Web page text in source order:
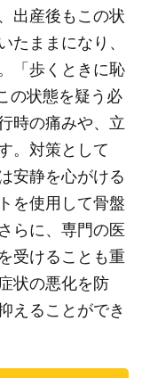
出産後もこの状
たままになり、
「歩くときに恥
の状態を疑う必
時の痛みや、立
。対策として
安静を心がける
を使用して骨盤
らに、専門の医
受けることも重
状の悪化を防
えることができ